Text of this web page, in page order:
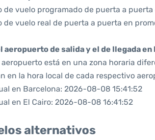
de vuelo programado de puerta a puerta
de vuelo real de puerta a puerta en
aeropuerto de salida y el de llegada en
aeropuerto está en una zona horaria
en la hora local de cada respectivo
en Barcelona: 2026-08-08 15:41:52
en El Cairo: 2026-08-08 16:41:52
alternativos